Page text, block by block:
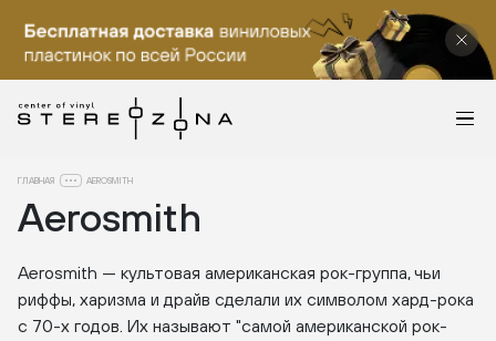
ГЛАВНАЯ AEROSMITH
Aerosmith
Aerosmith — культовая американская рок-группа, чьи
риффы, харизма и драйв сделали их символом хард-рока
с 70-х годов. Их называют "самой американской рок-